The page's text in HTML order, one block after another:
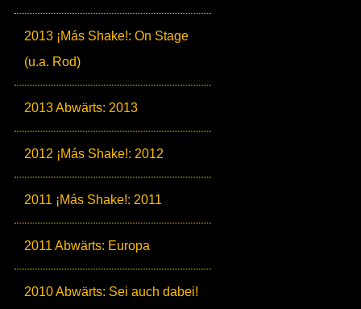
2013 ¡Más Shake!: On Stage
(u.a. Rod)
2013 Abwärts: 2013
2012 ¡Más Shake!: 2012
2011 ¡Más Shake!: 2011
2011 Abwärts: Europa
2010 Abwärts: Sei auch dabei!